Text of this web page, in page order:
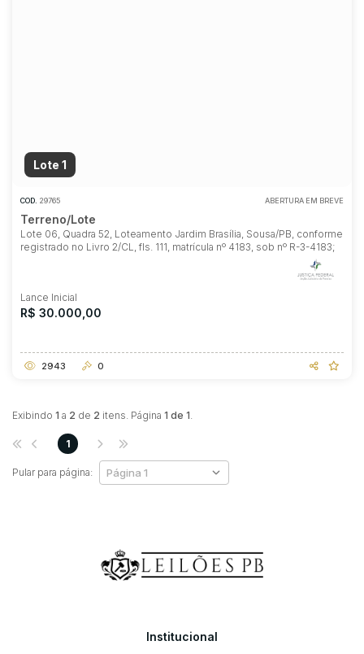
Lote 1
COD. 29765 ABERTURA EM BREVE
Terreno/Lote
Lote 06, Quadra 52, Loteamento Jardim Brasília, Sousa/PB, conforme
registrado no Livro 2/CL, fls. 111, matrícula nº 4183, sob nº R-3-4183;
Lance Inicial
R$ 30.000,00
2943 0
Exibindo 1 a 2 de 2 itens. Página 1 de 1.
Pular para página:
1
Institucional